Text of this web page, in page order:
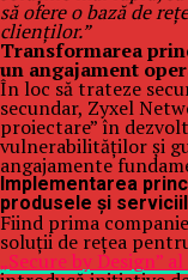
să ofere o bază de
clienților.”
Transformarea
un angajament
În loc să trateze
secundar, Zyxel
proiectare” în
vulnerabilităților și
angajamente
Implementarea
produsele și
Fiind prima
soluții de rețea
„Secure by Design”